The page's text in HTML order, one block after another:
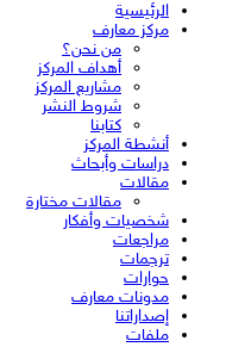
الرئيسية
مركز معارف
من نحن؟
أهداف المركز
مشاريع المركز
شروط النشر
كتابنا
أنشطة المركز
دراسات وأبحاث
مقالات
مقالات مختارة
شخصيات وأفكار
مراجعات
ترجمات
حوارات
مدونات معارف
إصداراتنا
ملفات